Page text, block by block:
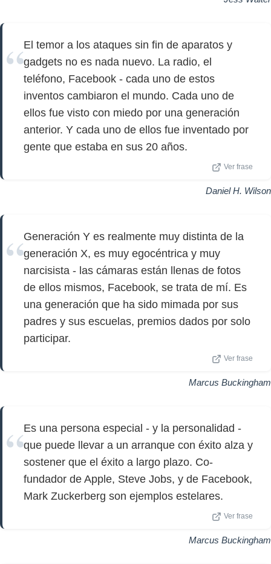
El temor a los ataques sin fin de aparatos y
gadgets no es nada nuevo. La radio, el
teléfono, Facebook - cada uno de estos
inventos cambiaron el mundo. Cada uno de
ellos fue visto con miedo por una generación
anterior. Y cada uno de ellos fue inventado por
gente que estaba en sus 20 años.
Ver frase
Daniel H. Wilson
Generación Y es realmente muy distinta de la
generación X, es muy egocéntrica y muy
narcisista - las cámaras están llenas de fotos
de ellos mismos, Facebook, se trata de mí. Es
una generación que ha sido mimada por sus
padres y sus escuelas, premios dados por solo
participar.
Ver frase
Marcus Buckingham
Es una persona especial - y la personalidad -
que puede llevar a un arranque con éxito alza y
sostener que el éxito a largo plazo. Co-
fundador de Apple, Steve Jobs, y de Facebook,
Mark Zuckerberg son ejemplos estelares.
Ver frase
Marcus Buckingham